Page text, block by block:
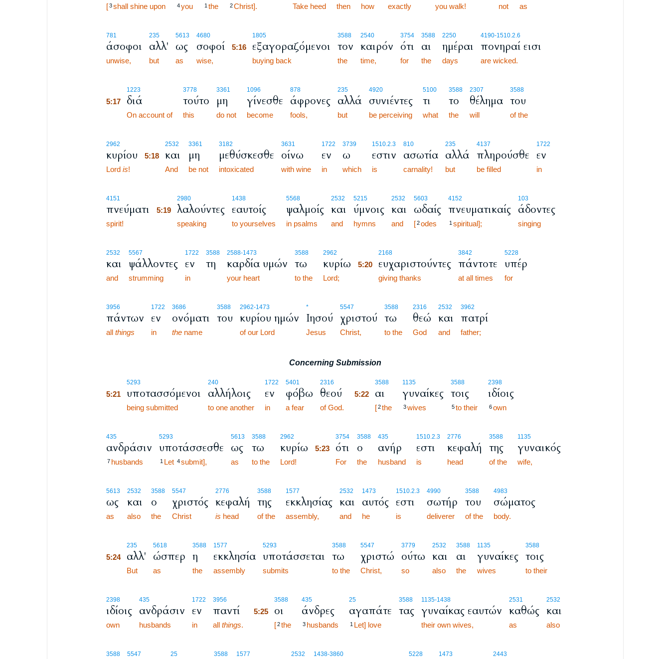
[ 3 shall shine upon 4 you 1 the 2 Christ]. Take heed then how exactly you walk! not as
781
άσοφοι
unwise,
235
αλλ'
but
5613
ως
as
4680
σοφοί
wise,
1805
5:16 εξαγοραζόμενοι
buying back
3588
τον
the
2540
καιρόν
time,
3754
ότι
for
3588
αι
the
2250
ημέραι
days
4190-1510.2.6
πονηραί εισι
are wicked.
1223
5:17 διά
On account of
3778
τούτο
this
3361
μη
do not
1096
γίνεσθε
become
878
άφρονες
fools,
235
αλλά
but
4920
συνιέντες
be perceiving
5100
τι
what
3588
το
the
2307
θέλημα
will
3588
του
of the
2962
κυρίου
Lord is!
2532
5:18 και
And
3361
μη
be not
3182
μεθύσκεσθε
intoxicated
3631
οίνω
with wine
1722
εν
in
3739
ω
which
1510.2.3
εστιν
is
810
ασωτία
carnality!
235
αλλά
but
4137
πληρούσθε
be filled
1722
εν
in
4151
πνεύματι
spirit!
2980
5:19 λαλούντες
speaking
1438
εαυτοίς
to yourselves
5568
ψαλμοίς
in psalms
2532
και
and
5215
ύμνοις
hymns
2532
και
and
5603
ωδαίς
[ 2 odes
4152
πνευματικαίς
1 spiritual];
103
άδοντες
singing
2532
και
and
5567
ψάλλοντες
strumming
1722
εν
in
3588
τη
2588-1473
καρδία υμών
your heart
3588
τω
to the
2962
κυρίω
Lord;
2168
5:20 ευχαριστούντες
giving thanks
3842
πάντοτε
at all times
5228
υπέρ
for
3956
πάντων
all things
1722
εν
in
3686
ονόματι
thename
3588
του
2962-1473
κυρίου ημών
of our Lord
*
Ιησού
Jesus
5547
χριστού
Christ,
3588
τω
to the
2316
θεώ
God
2532
και
and
3962
πατρί
father;
Concerning Submission
5293
5:21 υποτασσόμενοι
being submitted
240
αλλήλοις
to one another
1722
εν
in
5401
φόβω
a fear
2316
θεού
of God.
3588
5:22 αι
[ 2 the
1135
γυναίκες
3 wives
3588
τοις
5 to their
2398
ιδίοις
6 own
435
ανδράσιν
7 husbands
5293
υποτάσσεσθε
1 Let 4 submit],
5613
ως
as
3588
τω
to the
2962
κυρίω
Lord!
3754
5:23 ότι
For
3588
ο
the
435
ανήρ
husband
1510.2.3
εστι
is
2776
κεφαλή
head
3588
της
of the
1135
γυναικός
wife,
5613
ως
as
2532
και
also
3588
ο
the
5547
χριστός
Christ
2776
κεφαλή
is head
3588
της
of the
1577
εκκλησίας
assembly,
2532
και
and
1473
αυτός
he
1510.2.3
εστι
is
4990
σωτήρ
deliverer
3588
του
of the
4983
σώματος
body.
235
5:24 αλλ'
But
5618
ώσπερ
as
3588
η
the
1577
εκκλησία
assembly
5293
υποτάσσεται
submits
3588
τω
to the
5547
χριστώ
Christ,
3779
ούτω
so
2532
και
also
3588
αι
the
1135
γυναίκες
wives
3588
τοις
to their
2398
ιδίοις
own
435
ανδράσιν
husbands
1722
εν
in
3956
παντί
all things.
3588
5:25 οι
[ 2 the
435
άνδρες
3 husbands
25
αγαπάτε
1 Let] love
3588
τας
1135-1438
γυναίκας εαυτών
their own wives,
2531
καθώς
as
2532
και
also
3588 5547 25 3588 1577 2532 1438-3860 5228 1473 2443